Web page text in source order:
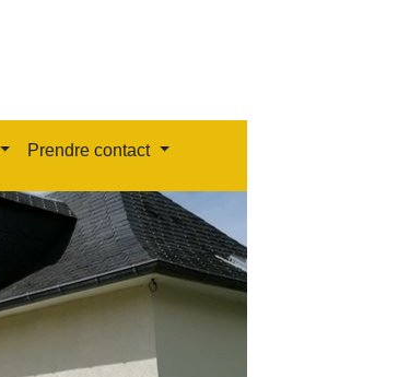
Prendre contact